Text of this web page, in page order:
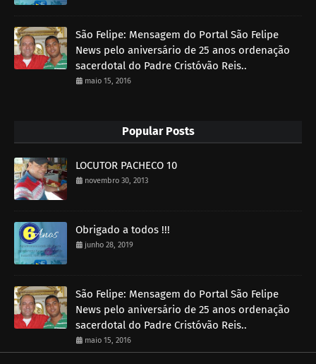
São Felipe: Mensagem do Portal São Felipe
News pelo aniversário de 25 anos ordenação
sacerdotal do Padre Cristóvão Reis..
maio 15, 2016
Popular Posts
LOCUTOR PACHECO 10
novembro 30, 2013
Obrigado a todos !!!
junho 28, 2019
São Felipe: Mensagem do Portal São Felipe
News pelo aniversário de 25 anos ordenação
sacerdotal do Padre Cristóvão Reis..
maio 15, 2016